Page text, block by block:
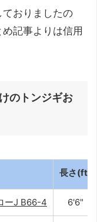
おりましたの
記事よりは信用
のトンジギお
長さ(ft)
ーJ B66-4 6'6"